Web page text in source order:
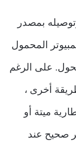
بمصدر
المحمول
على الرغم
أخرى ،
ميتة أو
صحيح عند